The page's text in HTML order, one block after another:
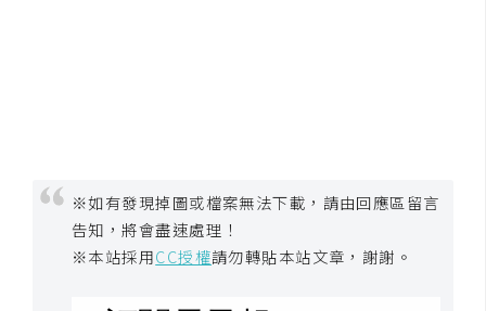
※如有發現掉圖或檔案無法下載，請由回應區留言
告知，將會盡速處理！
※本站採用CC授權請勿轉貼本站文章，謝謝。